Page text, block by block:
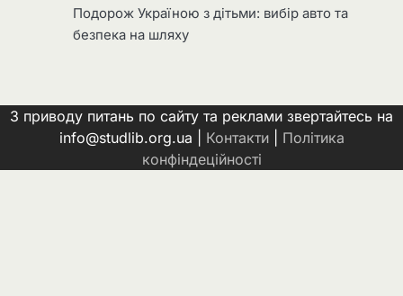
Подорож Україною з дітьми: вибір авто та
безпека на шляху
З приводу питань по сайту та реклами звертайтесь на
info@studlib.org.ua | Контакти| Політика
конфіндеційності